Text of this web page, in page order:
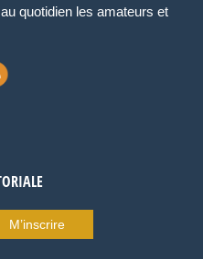
quotidien les amateurs et
M’inscrire